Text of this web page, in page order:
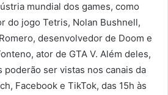
mundial dos games, como
do jogo Tetris, Nolan Bushnell,
desenvolvedor de Doom e
ator de GTA V. Além deles,
poderão ser vistas nos canais da
Facebook e TikTok, das 15h às